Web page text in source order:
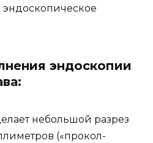
эндоскопическое
эндоскопии
небольшой разрез
(«прокол-